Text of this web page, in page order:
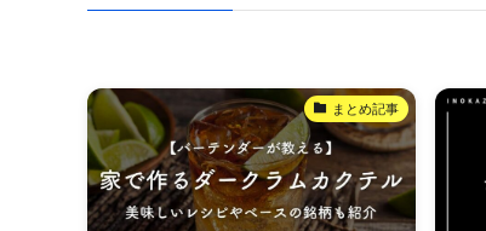
まとめ記事